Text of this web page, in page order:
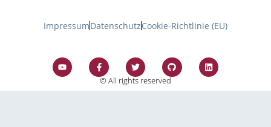
ImpressumDatenschutzCookie-Richtlinie (EU)
© All rights reserved